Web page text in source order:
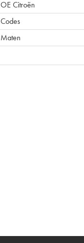
OE Citroën
Codes
Maten